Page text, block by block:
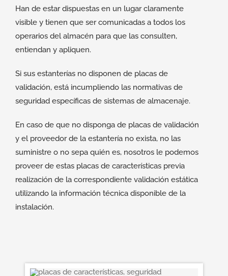
Han de estar dispuestas en un lugar claramente
visible y tienen que ser comunicadas a todos los
operarios del almacén para que las consulten,
entiendan y apliquen.
Si sus estanterías no disponen de placas de
validación, está incumpliendo las normativas de
seguridad específicas de sistemas de almacenaje.
En caso de que no disponga de placas de validación
y el proveedor de la estantería no exista, no las
suministre o no sepa quién es, nosotros le podemos
proveer de estas placas de características previa
realización de la correspondiente validación estática
utilizando la información técnica disponible de la
instalación.